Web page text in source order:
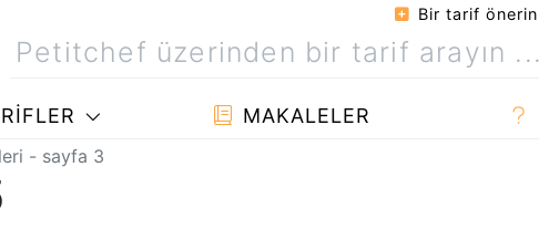
Bir tarif önerin
MAKALELER
- sayfa 3